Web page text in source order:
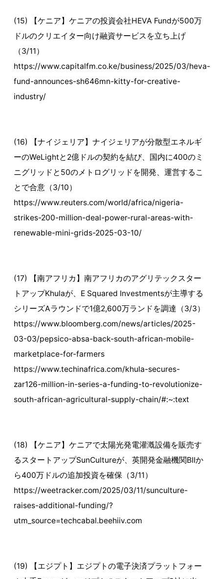
(15) 【ケニア】ケニアの投資会社HEVA Fundが500万
ドルのクリエイター向け融資サービスを立ち上げ
（3/11）
https://www.capitalfm.co.ke/business/2025/03/heva-
fund-announces-sh646mn-kitty-for-creative-
industry/
(16) 【ナイジェリア】ナイジェリアが分散型エネルギ
ーのWeLightと2億ドルの契約を結び、国内に400のミ
ニグリッドと50のメトログリッドを開発、運営するこ
とで合意（3/10）
https://www.reuters.com/world/africa/nigeria-
strikes-200-million-deal-power-rural-areas-with-
renewable-mini-grids-2025-03-10/
(17) 【南アフリカ】南アフリカのアグリテックスター
トアップKhulaが、E Squared Investmentsが主導する
シリーズAラウンドで1億2,600万ランドを調達（3/3）
https://www.bloomberg.com/news/articles/2025-
03-03/pepsico-absa-back-south-african-mobile-
marketplace-for-farmers
https://www.techinafrica.com/khula-secures-
zar126-million-in-series-a-funding-to-revolutionize-
south-african-agricultural-supply-chain/#:~:text
(18) 【ケニア】ケニアで太陽光発電灌漑設備を販売す
るスタートアップSunCultureが、英開発金融機関BIIか
ら400万ドルの追加投資を確保（3/11）
https://weetracker.com/2025/03/11/sunculture-
raises-additional-funding/?
utm_source=techcabal.beehiiv.com
(19) 【エジプト】エジプトの電子決済プラットフォー